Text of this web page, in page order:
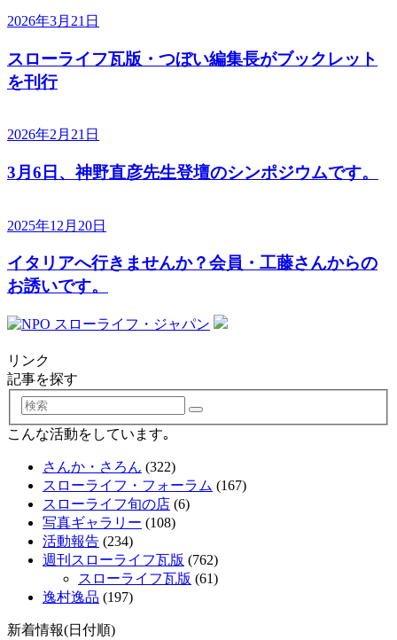
2026年3月21日
スローライフ瓦版・つぼい編集長がブックレット
を刊行
2026年2月21日
3月6日、神野直彦先生登壇のシンポジウムです。
2025年12月20日
イタリアへ行きませんか？会員・工藤さんからの
お誘いです。
リンク
記事を探す
検
索
こんな活動をしています｡
さんか・さろん (322)
スローライフ・フォーラム (167)
スローライフ旬の店 (6)
写真ギャラリー (108)
活動報告 (234)
週刊スローライフ瓦版 (762)
スローライフ瓦版 (61)
逸村逸品 (197)
新着情報(日付順)